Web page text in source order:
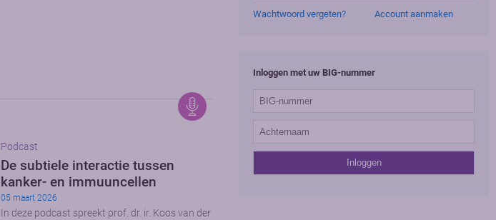
Podcast
De subtiele interactie tussen
kanker- en immuuncellen
05 maart 2026
In deze podcast spreekt prof. dr. ir. Koos van der
Wachtwoord vergeten? Account aanmaken
Inloggen met uw BIG-nummer